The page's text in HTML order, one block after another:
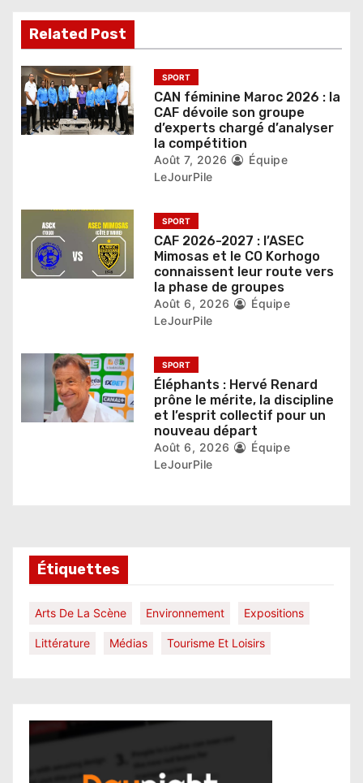
d
e
l
’
a
c
Related Post
SPORT
CAN féminine Maroc 2026 : la
CAF dévoile son groupe
d’experts chargé d’analyser
la compétition
Août 7, 2026
Équipe
LeJourPile
SPORT
CAF 2026-2027 : l’ASEC
Mimosas et le CO Korhogo
connaissent leur route vers
la phase de groupes
Août 6, 2026
Équipe
LeJourPile
SPORT
Éléphants : Hervé Renard
prône le mérite, la discipline
et l’esprit collectif pour un
nouveau départ
Août 6, 2026
Équipe
LeJourPile
Étiquettes
Arts De La Scène Environnement Expositions
Littérature Médias Tourisme Et Loisirs